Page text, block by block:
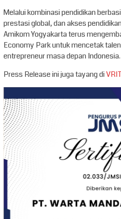
Melalui kombinasi pendidikan
prestasi global, dan akses
Amikom Yogyakarta terus
Economy Park untuk mencetak
entrepreneur masa depan Indonesia.
Press Release ini juga tayang di